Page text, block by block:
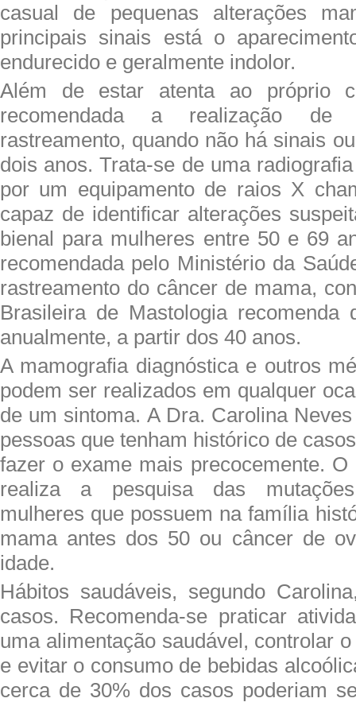
casual de pequenas alterações
principais sinais está o
endurecido e geralmente indolor.
Além de estar atenta ao próprio
recomendada a realização de
rastreamento, quando não há sinais
dois anos. Trata-se de uma
por um equipamento de raios X
capaz de identificar alterações
bienal para mulheres entre 50 e 69
recomendada pelo Ministério da
rastreamento do câncer de mama,
Brasileira de Mastologia recomenda
anualmente, a partir dos 40 anos.
A mamografia diagnóstica e outros
podem ser realizados em qualquer
de um sintoma. A Dra. Carolina
pessoas que tenham histórico de
fazer o exame mais precocemente. O
realiza a pesquisa das
mulheres que possuem na família
mama antes dos 50 ou câncer de
idade.
Hábitos saudáveis, segundo
casos. Recomenda-se praticar
uma alimentação saudável, controlar
e evitar o consumo de bebidas
cerca de 30% dos casos poderiam